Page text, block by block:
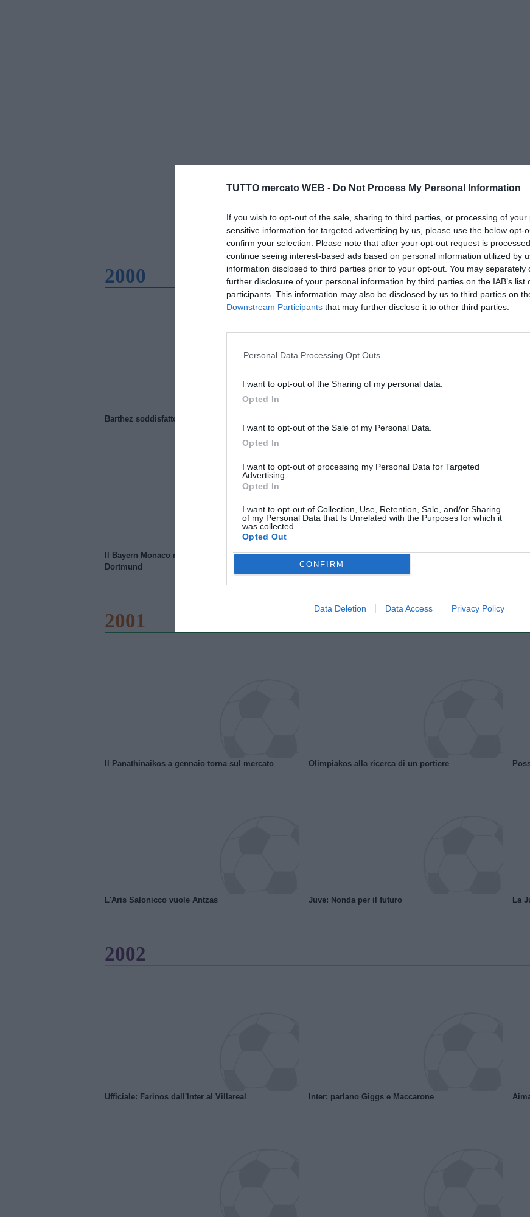
TUTTO mercato WEB - Do Not Process My Personal Information
If you wish to opt-out of the sale, sharing to third parties, or processing of your
sensitive information for targeted advertising by us, please use the below opt-
confirm your selection. Please note that after your opt-out request is
continue seeing interest-based ads based on personal information utilized by
information disclosed to third parties prior to your opt-out. You may separately
further disclosure of your personal information by third parties on the IAB’s list
participants. This information may also be disclosed by us to third parties on
Downstream Participants that may further disclose it to other third parties.
Personal Data Processing Opt Outs
I want to opt-out of the Sharing of my personal data.
Opted In
I want to opt-out of the Sale of my Personal Data.
Opted In
I want to opt-out of processing my Personal Data for Targeted
Advertising.
Opted In
I want to opt-out of Collection, Use, Retention, Sale, and/or Sharing
of my Personal Data that Is Unrelated with the Purposes for which it
was collected.
Opted Out
CONFIRM
Data Deletion Data Access Privacy Policy
2000
Barthez soddisfatto del Manchester United
Il Bayern Monaco ridimensiona il Borussia
Dortmund
Wiltord vuole giocare A
2001
Il Panathinaikos a gennaio torna sul mercato Olimpiakos alla ricerca di un portiere
L'Aris Salonicco vuole Antzas Juve: Nonda per il futuro La
2002
Ufficiale: Farinos dall'Inter al Villareal Inter: parlano Giggs e Maccarone